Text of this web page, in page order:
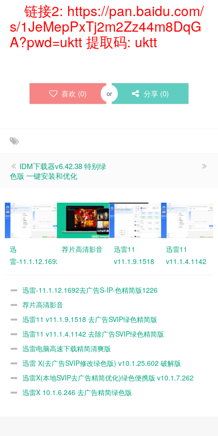
链接2: https://pan.baidu.com/
s/1JeMepPxTj2m2Zz44m8DqG
A?pwd=uktt 提取码: uktt
喜欢 (0) or 分享 (0)
IDM下载器v6.42.38 特别绿
色版 一键安装和优化
迅
雷-11.1.12.1692
简版1226
荐片高清影音
迅雷11
v11.1.9.1518
色精简版
迅雷11
v11.1.4.1142
迅雷-11.1.12.1692去广告S-IP-色精简版1226
荐片高清影音
迅雷11 v11.1.9.1518 去广告SVIP绿色精简版
迅雷11 v11.1.4.1142 去除广告SVIP绿色精简版
迅雷电脑高速下载精简清爽版
迅雷 X(去广告SVIP修改绿色版) v10.1.25.602 破解版
迅雷X(本地SVIP去广告精简优化)绿色便携版 v10.1.7.262
迅雷X 10.1.6.246 去广告精简绿色版